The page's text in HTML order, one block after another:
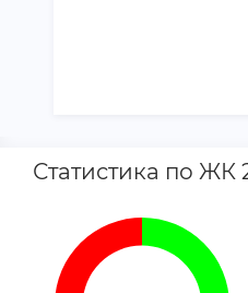
Статистика по ЖК